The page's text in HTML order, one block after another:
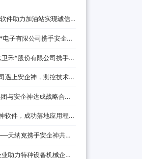
件助力加油站实现诚信
子有限公司携手安企神
禾*股份有限公司携手安
！遇上安企神，测控技术数
？与安企神达成战略合
展新路径！
软件，成功落地应用程
管控方案！
天纳克携手安企神共筑
助力特种设备机械企业